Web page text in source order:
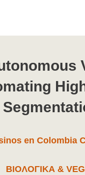
en Colombia
ΒΙΟΛΟΓΙΚΑ &
Page